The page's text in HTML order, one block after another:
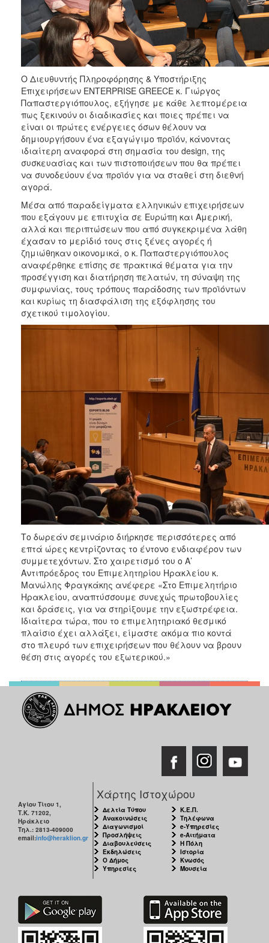
Ο Διευθυντής Πληροφόρησης & Υποστήριξης
Επιχειρήσεων ENTERPRISE GREECE κ. Γιώργος
Παπαστεργιόπουλος, εξήγησε με κάθε λεπτομέρεια
πως ξεκινούν οι διαδικασίες και ποιες πρέπει να
είναι οι πρώτες ενέργειες όσων θέλουν να
δημιουργήσουν ένα εξαγώγιμο προϊόν, κάνοντας
ιδιαίτερη αναφορά στη σημασία του design, της
συσκευασίας και των πιστοποιήσεων που θα πρέπει
να συνοδεύουν ένα προϊόν για να σταθεί στη διεθνή
αγορά.
Μέσα από παραδείγματα ελληνικών επιχειρήσεων
που εξάγουν με επιτυχία σε Ευρώπη και Αμερική,
αλλά και περιπτώσεων που από συγκεκριμένα λάθη
έχασαν το μερίδιό τους στις ξένες αγορές ή
ζημιώθηκαν οικονομικά, ο κ. Παπαστεργιόπουλος
αναφέρθηκε επίσης σε πρακτικά θέματα για την
προσέγγιση και διατήρηση πελατών, τη σύναψη της
συμφωνίας, τους τρόπους παράδοσης των προϊόντων
και κυρίως τη διασφάλιση της εξόφλησης του
σχετικού τιμολογίου.
Το δωρεάν σεμινάριο διήρκησε περισσότερες από
επτά ώρες κεντρίζοντας το έντονο ενδιαφέρον των
συμμετεχόντων. Στο χαιρετισμό του ο Α’
Αντιπρόεδρος του Επιμελητηρίου Ηρακλείου κ.
Μανώλης Φραγκάκης ανέφερε «Στο Επιμελητήριο
Ηρακλείου, αναπτύσσουμε συνεχώς πρωτοβουλίες
και δράσεις, για να στηρίξουμε την εξωστρέφεια.
Ιδιαίτερα τώρα, που το επιμελητηριακό θεσμικό
πλαίσιο έχει αλλάξει, είμαστε ακόμα πιο κοντά
στο πλευρό των επιχειρήσεων που θέλουν να βρουν
θέση στις αγορές του εξωτερικού.»
Αγίου Τίτου 1,
Τ.Κ. 71202,
Ηράκλειο
Τηλ.: 2813-409000
email:info@heraklion.gr
Χάρτης Ιστοχώρου
Δελτία Τύπου
Ανακοινώσεις
Διαγωνισμοί
Προσλήψεις
Διαβουλεύσεις
Εκδηλώσεις
Ο Δήμος
Υπηρεσίες
Κ.Ε.Π.
Τηλέφωνα
e-Υπηρεσίες
e-Αιτήματα
Η Πόλη
Ιστορία
Κνωσός
Μουσεία